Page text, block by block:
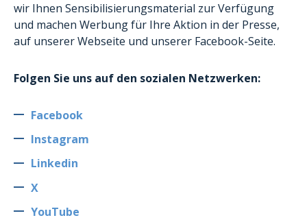
wir Ihnen Sensibilisierungsmaterial zur Verfügung
und machen Werbung für Ihre Aktion in der Presse,
auf unserer Webseite und unserer Facebook-Seite.
Folgen Sie uns auf den sozialen Netzwerken:
Facebook
Instagram
Linkedin
X
YouTube